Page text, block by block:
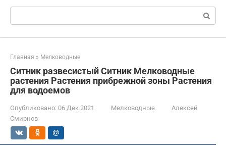
Поиск:
Главная » Мелководные
Ситник развесистый Ситник Мелководные
растения Растения прибрежной зоны Растения
для водоемов
Опубликовано: 06 Дек 2021 Мелководные
Алексей
Смирнов